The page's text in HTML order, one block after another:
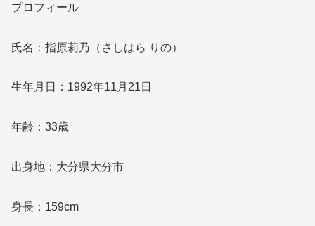
プロフィール
氏名：指原莉乃（さしはら りの）
生年月日：1992年11月21日
年齢：33歳
出身地：大分県大分市
身長：159cm